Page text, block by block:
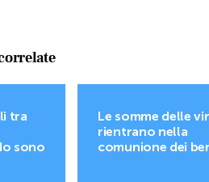
tra
sono
Le somme delle
rientrano nella
comunione dei